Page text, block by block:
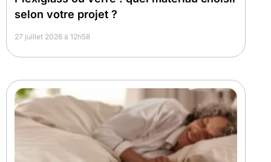
selon votre projet ?
27 juillet 2026 à 12h58